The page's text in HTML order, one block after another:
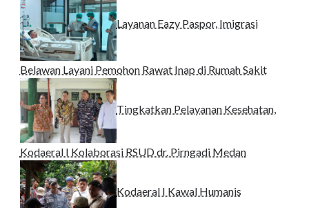
Layanan Eazy Paspor, Imigrasi
Belawan Layani Pemohon Rawat Inap di Rumah Sakit
Tingkatkan Pelayanan Kesehatan,
Kodaeral I Kolaborasi RSUD dr. Pirngadi Medan‎
Kodaeral I Kawal Humanis